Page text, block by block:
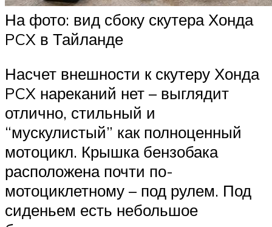
На фото: вид сбоку скутера Хонда
PCX в Тайланде
Насчет внешности к скутеру Хонда
PCX нареканий нет – выглядит
отлично, стильный и
“мускулистый” как полноценный
мотоцикл. Крышка бензобака
расположена почти по-
мотоциклетному – под рулем. Под
сиденьем есть небольшое